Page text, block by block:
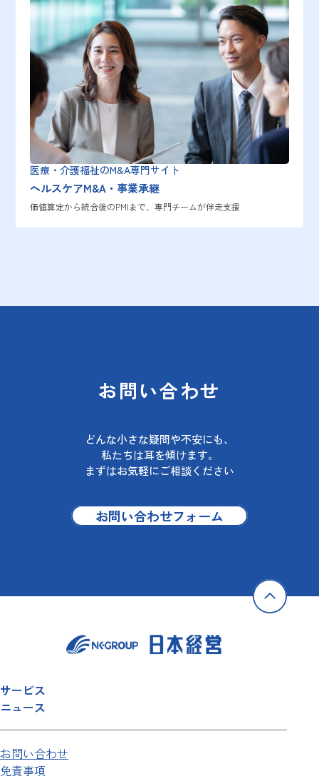
医療・介護福祉のM&A専門サイト
ヘルスケアM&A・事業承継
価値算定から統合後のPMIまで、専門チームが伴走支援
お問い合わせ
どんな小さな疑問や不安にも、
私たちは耳を傾けます。
まずはお気軽にご相談ください
お問い合わせフォーム
サービス
ニュース
お問い合わせ
免責事項